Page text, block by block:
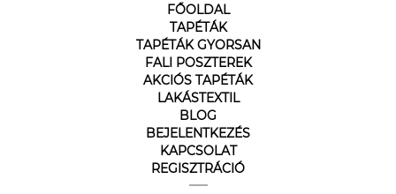
FŐOLDAL
TAPÉTÁK
TAPÉTÁK GYORSAN
FALI POSZTEREK
AKCIÓS TAPÉTÁK
LAKÁSTEXTIL
BLOG
BEJELENTKEZÉS
KAPCSOLAT
REGISZTRÁCIÓ